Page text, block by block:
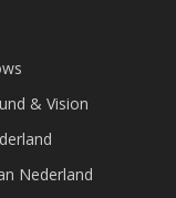
& Vision
Nederland